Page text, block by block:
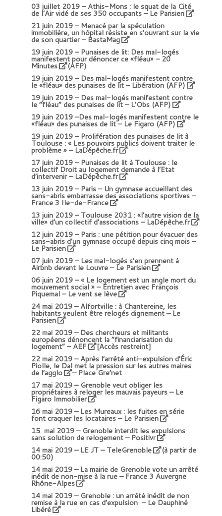
03 juillet 2019 –Athis-Mons : le squat de la Cité
de l’Air vidé de ses 350 occupants – Le Parisien
21 juin 2019 –Menacé par la spéculation
immobilière, un hôpital résiste en s’ouvrant sur la vie
de son quartier – BastaMag
19 juin 2019 –Punaises de lit: Des mal-logés
manifestent pour dénoncer ce «fléau» – 20
Minutes
(AFP)
19 juin 2019 –Des mal-logés manifestent contre
le «fléau» des punaises de lit – Libération (AFP)
19 juin 2019 –Des mal-logés manifestent contre
le “fléau” des punaises de lit – L’Obs (AFP)
19 juin 2019 –Des mal-logés manifestent contre le
«fléau» des punaises de lit – Le Figaro (AFP)
19 juin 2019 –Prolifération des punaises de lit à
Toulouse : « Les pouvoirs publics doivent traiter le
problème » – LaDépêche.fr
17 juin 2019 –Punaises de lit à Toulouse : le
collectif Droit au logement demande à l’Etat
d’intervenir – LaDépêche.fr
13 juin 2019 –Paris – Un gymnase accueillant des
sans-abris embarrasse des associations sportives –
France 3 Ile-de-France
13 juin 2019 –Toulouse 2031 : «l’autre vision de la
ville» d’un collectif d’associations – LaDépêche.fr
12 juin 2019 –Paris : une pétition pour évacuer des
sans-abris d’un gymnase occupé depuis cinq mois –
Le Parisien
07 juin 2019 –Les mal-logés s’en prennent à
Airbnb devant le Louvre – Le Parisien
06 juin 2019 –« Le logement est un angle mort du
mouvement social » – Entretien avec François
Piquemal – Le vent se lève
24 mai 2019 –Alfortville : à Chantereine, les
habitants veulent être relogés dignement – Le
Parisien
22 mai 2019 –Des chercheurs et militants
européens dénoncent la “financiarisation du
logement” – AEF
[Accès restreint]
22 mai 2019 –Après l’arrêté anti-expulsion d’Éric
Piolle, le Dal met la pression sur les autres maires
de l’agglo
– Place Gre’net
17 mai 2019 – Grenoble veut obliger les
propriétaires à reloger les mauvais payeurs – Le
Figaro Immobilier
16 mai 2019 –Les Mureaux : les fuites en série
font craquer les locataires – Le Parisien
15 mai 2019 – Grenoble interdit les expulsions
sans solution de relogement – Positivr
14 mai 2019 –LE JT – TeleGrenoble (à partir de
00:50)
14 mai 2019 –La mairie de Grenoble vote un arrêté
inédit de non-mise à la rue – France 3 Auvergne
Rhône-Alpes
14 mai 2019 – Grenoble : un arrêté inédit de non
remise à la rue en cas d’expulsion – Le Dauphiné
Libéré